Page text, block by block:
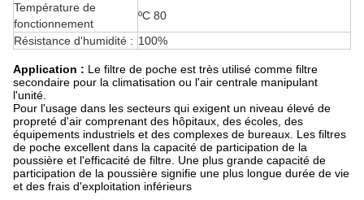
Température de
fonctionnement
ºC 80
Résistance d'humidité : 100%
Application : Le filtre de poche est très utilisé comme filtre
secondaire pour la climatisation ou l'air centrale manipulant
l'unité
Pour l'usage dans les secteurs qui exigent un niveau élevé de
propreté d'air comprenant des hôpitaux, des écoles, des
équipements industriels et des complexes de bureaux. Les filtres
de poche excellent dans la capacité de participation de la
poussière et l'efficacité de filtre. Une plus grande capacité de
participation de la poussière signifie une plus longue durée de vie
et des frais d'exploitation inférieurs